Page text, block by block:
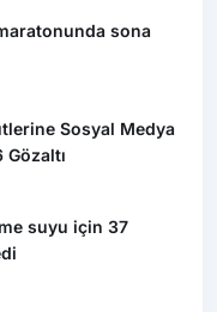
sona
Sosyal Medya
suyu için 37